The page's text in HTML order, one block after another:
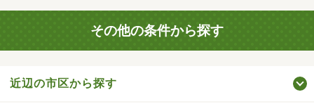
その他の条件から探す
近辺の市区から探す